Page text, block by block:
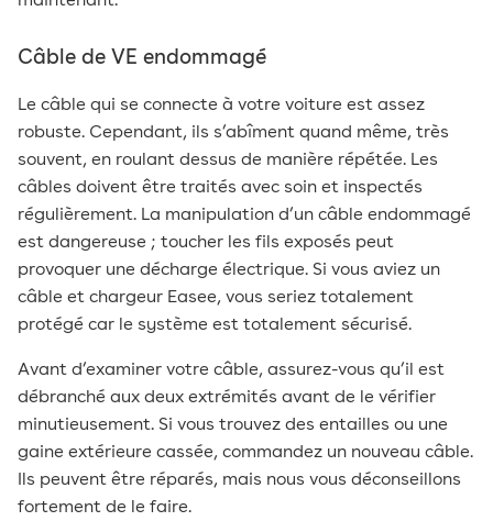
Câble de VE endommagé
Le câble qui se connecte à votre voiture est assez
robuste. Cependant, ils s’abîment quand même, très
souvent, en roulant dessus de manière répétée. Les
câbles doivent être traités avec soin et inspectés
régulièrement. La manipulation d’un câble endommagé
est dangereuse ; toucher les fils exposés peut
provoquer une décharge électrique. Si vous aviez un
câble et chargeur Easee, vous seriez totalement
protégé car le système est totalement sécurisé.
Avant d’examiner votre câble, assurez-vous qu’il est
débranché aux deux extrémités avant de le vérifier
minutieusement. Si vous trouvez des entailles ou une
gaine extérieure cassée, commandez un nouveau câble.
Ils peuvent être réparés, mais nous vous déconseillons
fortement de le faire.